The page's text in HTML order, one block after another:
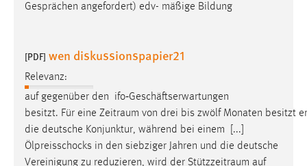
Gesprächen angefordert) edv- mäßige Bildung
[PDF] wen diskussionspapier21
Relevanz:
auf gegenüber den ifo‐Geschäftserwartungen
besitzt. Für eine Zeitraum von drei bis zwölf Monaten besitzt
die deutsche Konjunktur, während bei einem [...]
Ölpreisschocks in den siebziger Jahren und die deutsche
Vereinigung zu reduzieren, wird der Stützzeitraum auf